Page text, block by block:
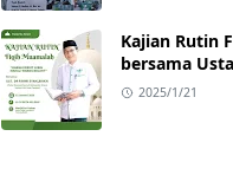
Kajian Rutin
bersama
2025/1/21